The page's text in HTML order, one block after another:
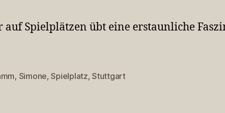
auf Spielplätzen übt eine erstaunliche
, Simone,Spielplatz,Stuttgart